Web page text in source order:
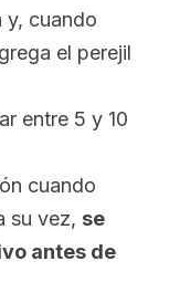
y, cuando
el perejil
entre 5 y 10
cuando
su vez, se
antes de